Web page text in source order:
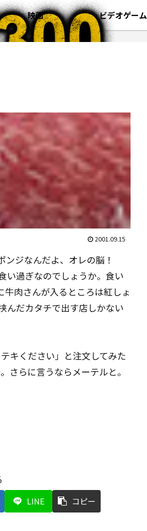
映画 ビデオゲーム
2001.09.15
ンジなんだよ、オレの脳！
い過ぎなのでしょうか。食い
肉さんが入るところは紅しょ
んだカタチで出す店しかない
キください」と注文してみた
らに言うならメーテルと。
LINE コピー